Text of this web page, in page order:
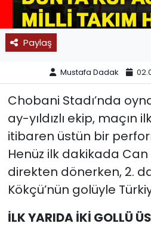
Paylaş
Mustafa Dadak
Chobani Stadı’nda
ay-yıldızlı ekip, maçın
itibaren üstün bir
Henüz ilk dakikada Can
direkten dönerken, 2.
Kökçü’nün golüyle
İLK YARIDA İKİ GOLLÜ